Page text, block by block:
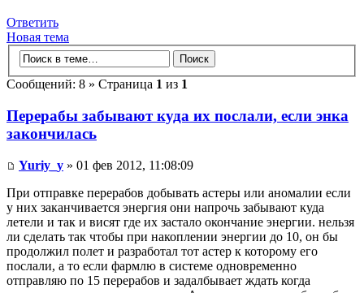
Ответить
Новая тема
Сообщений: 8 » Страница 1 из 1
Перерабы забывают куда их послали, если энка
закончилась
Yuriy_y » 01 фев 2012, 11:08:09
При отправке перерабов добывать астеры или аномалии если
у них заканчивается энергия они напрочь забывают куда
летели и так и висят где их застало окончание энергии. нельзя
ли сделать так чтобы при накоплении энергии до 10, он бы
продолжил полет и разработал тот астер к которому его
послали, а то если фармлю в системе одновременно
отправляю по 15 перерабов и задалбывает ждать когда